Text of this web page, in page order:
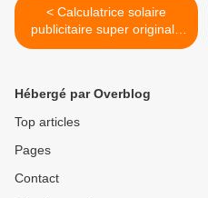
< Calculatrice solaire
publicitaire super originale
impression personnalisée
Hébergé par Overblog
Top articles
Pages
Contact